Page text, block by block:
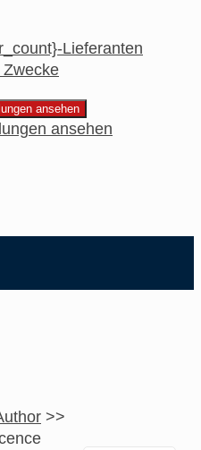
Lieferanten
ansehen
ansehen
>>